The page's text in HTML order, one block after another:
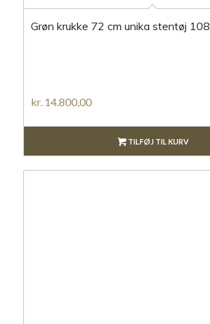
Grøn krukke 72 cm unika stentøj 108
kr. 14.800,00
TILFØJ TIL KURV